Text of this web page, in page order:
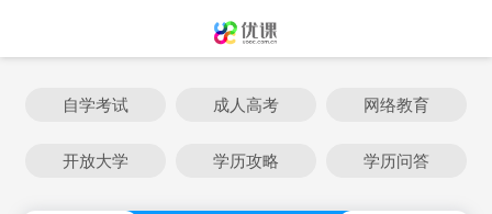
自学考试 成人高考 网络教育
开放大学 学历攻略 学历问答